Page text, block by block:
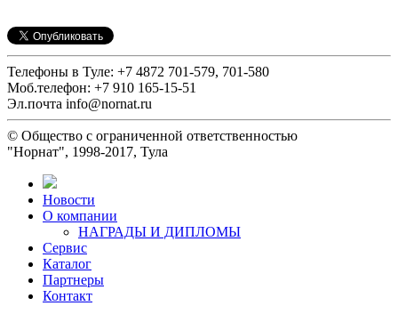
Телефоны в Туле: +7 4872 701-579, 701-580
Моб.телефон: +7 910 165-15-51
Эл.почта info@nornat.ru
© Общество с ограниченной ответственностью
"Норнат", 1998-2017, Тула
Новости
О компании
НАГРАДЫ И ДИПЛОМЫ
Сервис
Каталог
Партнеры
Контакт